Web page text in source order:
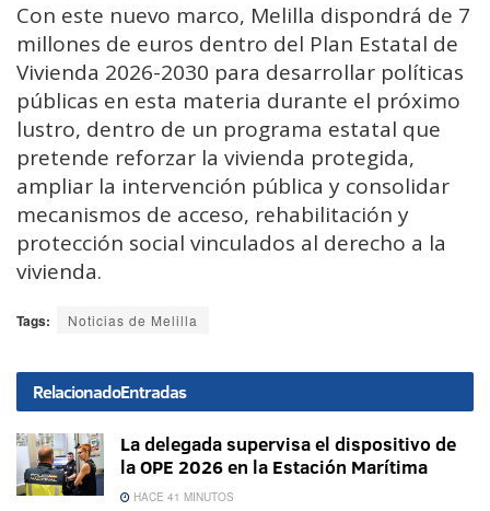
Con este nuevo marco, Melilla dispondrá de 7
millones de euros dentro del Plan Estatal de
Vivienda 2026-2030 para desarrollar políticas
públicas en esta materia durante el próximo
lustro, dentro de un programa estatal que
pretende reforzar la vivienda protegida,
ampliar la intervención pública y consolidar
mecanismos de acceso, rehabilitación y
protección social vinculados al derecho a la
vivienda.
Tags: Noticias de Melilla
RelacionadoEntradas
La delegada supervisa el dispositivo de
la OPE 2026 en la Estación Marítima
HACE 41 MINUTOS